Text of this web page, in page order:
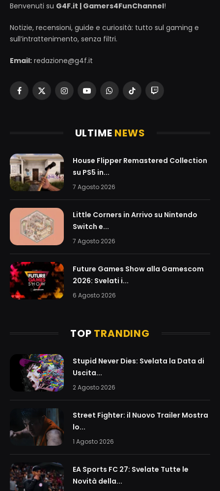
Benvenuti su G4F.it | Gamers4FunChannel!
Notizie, recensioni, guide e curiosità: tutto sul gaming e
sull’intrattenimento, senza filtri.
Email: redazione@g4f.it
Facebook
X
InstagramYouTubeWhatsAppTikTokTwitch
ULTIME NEWS
House Flipper Remastered Collection
su PS5 in...
7 Agosto 2026
Little Corners in Arrivo su Nintendo
Switch e...
7 Agosto 2026
Future Games Show alla Gamescom
2026: Svelati i...
6 Agosto 2026
TOP TRANDING
Stupid Never Dies: Svelata la Data di
Uscita...
2 Agosto 2026
Street Fighter: il Nuovo Trailer Mostra
lo...
1 Agosto 2026
EA Sports FC 27: Svelate Tutte le
Novità della...